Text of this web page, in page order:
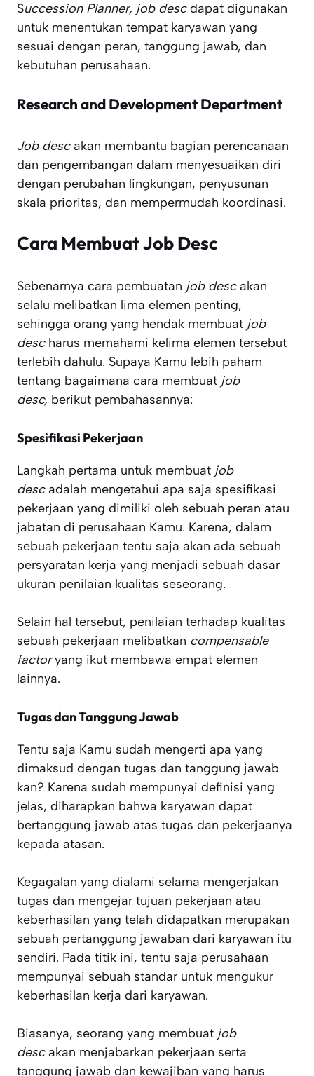
Succession Planner, job descdapat digunakan
untuk menentukan tempat karyawan yang
sesuai dengan peran, tanggung jawab, dan
kebutuhan perusahaan.
Research and Development Department
Job descakan membantu bagian perencanaan
dan pengembangan dalam menyesuaikan diri
dengan perubahan lingkungan, penyusunan
skala prioritas, dan mempermudah koordinasi.
Cara Membuat Job Desc
Sebenarnya cara pembuatan job descakan
selalu melibatkan lima elemen penting,
sehingga orang yang hendak membuat job
desc harus memahami kelima elemen tersebut
terlebih dahulu. Supaya Kamu lebih paham
tentang bagaimana cara membuat job
desc, berikut pembahasannya:
Spesifikasi Pekerjaan
Langkah pertama untuk membuat job
descadalah mengetahui apa saja spesifikasi
pekerjaan yang dimiliki oleh sebuah peran atau
jabatan di perusahaan Kamu. Karena, dalam
sebuah pekerjaan tentu saja akan ada sebuah
persyaratan kerja yang menjadi sebuah dasar
ukuran penilaian kualitas seseorang.
Selain hal tersebut, penilaian terhadap kualitas
sebuah pekerjaan melibatkan compensable
factoryang ikut membawa empat elemen
lainnya.
Tugas dan Tanggung Jawab
Tentu saja Kamu sudah mengerti apa yang
dimaksud dengan tugas dan tanggung jawab
kan? Karena sudah mempunyai definisi yang
jelas, diharapkan bahwa karyawan dapat
bertanggung jawab atas tugas dan pekerjaanya
kepada atasan.
Kegagalan yang dialami selama mengerjakan
tugas dan mengejar tujuan pekerjaan atau
keberhasilan yang telah didapatkan merupakan
sebuah pertanggung jawaban dari karyawan itu
sendiri. Pada titik ini, tentu saja perusahaan
mempunyai sebuah standar untuk mengukur
keberhasilan kerja dari karyawan.
Biasanya, seorang yang membuat job
descakan menjabarkan pekerjaan serta
tanggung jawab dan kewajiban yang harus